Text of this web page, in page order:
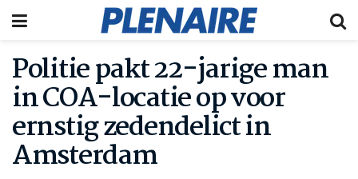
Politie pakt 22-jarige man
in COA-locatie op voor
ernstig zedendelict in
Amsterdam